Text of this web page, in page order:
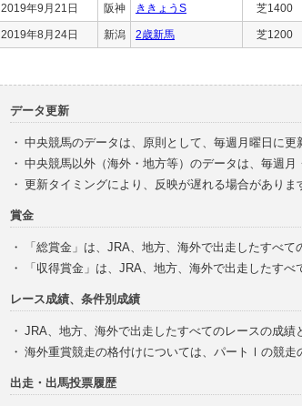
2019年9月21日 阪神 ききょうS 芝1400
2019年8月24日 新潟 2歳新馬 芝1200
データ更新
・ 中央競馬のデータは、原則として、毎週月曜日に更
・ 中央競馬以外（海外・地方等）のデータは、毎週月
・ 更新タイミングにより、反映が遅れる場合がありま
賞金
・
「総賞金」は、JRA、地方、海外で出走したすべ
・
「収得賞金」は、JRA、地方、海外で出走したす
レース成績、条件別成績
・ JRA、地方、海外で出走したすべてのレースの成績
・ 海外重賞競走の格付けについては、パートⅠの競走
出走・出馬投票履歴